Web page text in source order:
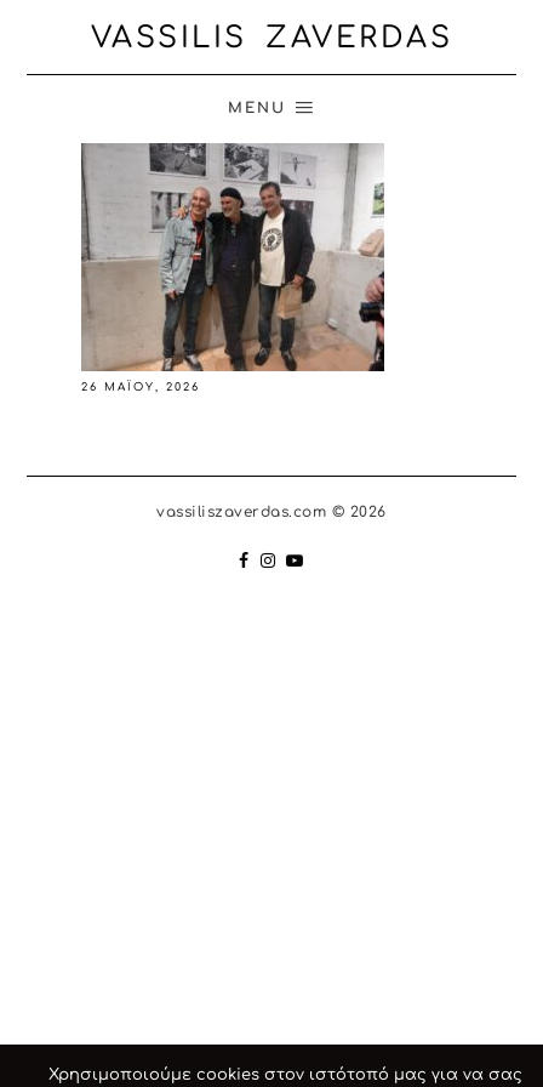
VASSILIS ZAVERDAS
MENU
26 ΜΑΪ́ΟΥ, 2026
vassiliszaverdas.com © 2026
Χρησιμοποιούμε cookies στον ιστότοπό μας για να σας